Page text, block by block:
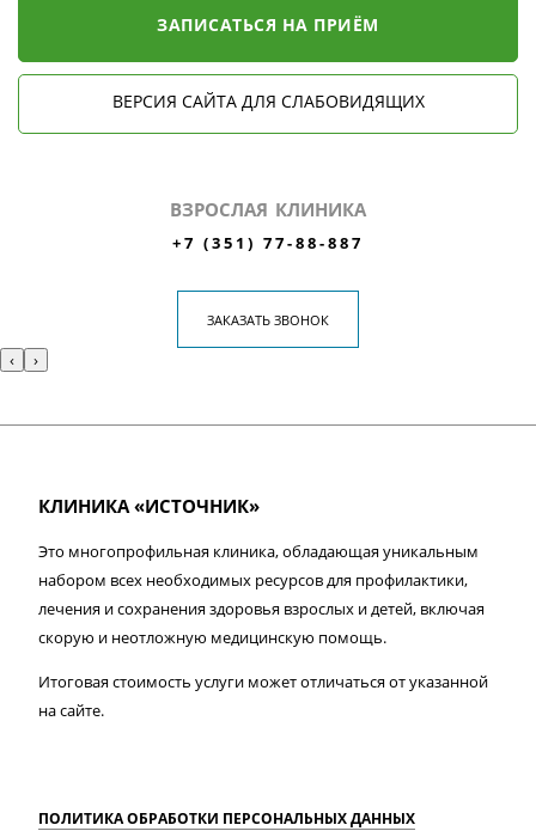
ЗАПИСАТЬСЯ НА ПРИЁМ
ВЕРСИЯ САЙТА ДЛЯ СЛАБОВИДЯЩИХ
ВЗРОСЛАЯ КЛИНИКА
+7 (351) 77-88-887
ЗАКАЗАТЬ ЗВОНОК
‹ ›
КЛИНИКА «ИСТОЧНИК»
Это многопрофильная клиника, обладающая уникальным
набором всех необходимых ресурсов для профилактики,
лечения и сохранения здоровья взрослых и детей, включая
скорую и неотложную медицинскую помощь.
Итоговая стоимость услуги может отличаться от указанной
на сайте.
ПОЛИТИКА ОБРАБОТКИ ПЕРСОНАЛЬНЫХ ДАННЫХ